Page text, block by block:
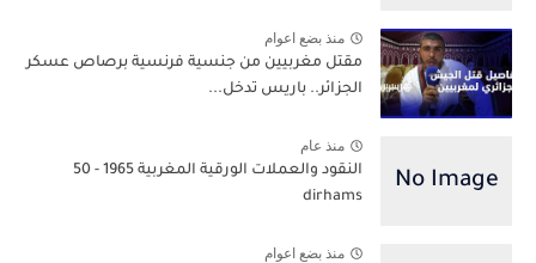
منذ بضع اعوام
مقتل مغربيين من جنسية فرنسية برصاص عسكر
الجزائر.. باريس تدخل...
منذ عام
النقود والعملات الورقية المغربية 1965 - 50
dirhams
منذ بضع اعوام